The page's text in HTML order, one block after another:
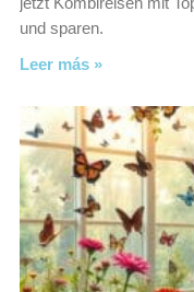
und sparen.
Leer más »